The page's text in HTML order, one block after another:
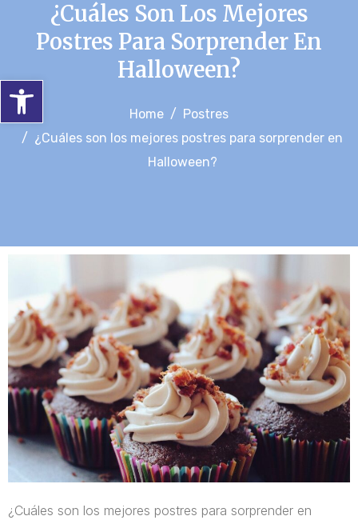
Abrir barra de herramientas
¿Cuáles Son Los Mejores
Postres Para Sorprender En
Halloween?
Home
Postres
¿Cuáles son los mejores postres para sorprender en
Halloween?
¿Cuáles son los mejores postres para sorprender en